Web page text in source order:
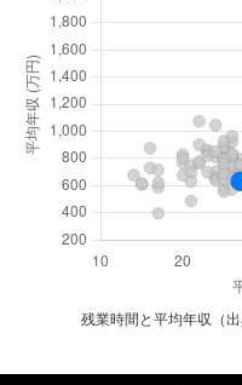
残業時間と平均年収（